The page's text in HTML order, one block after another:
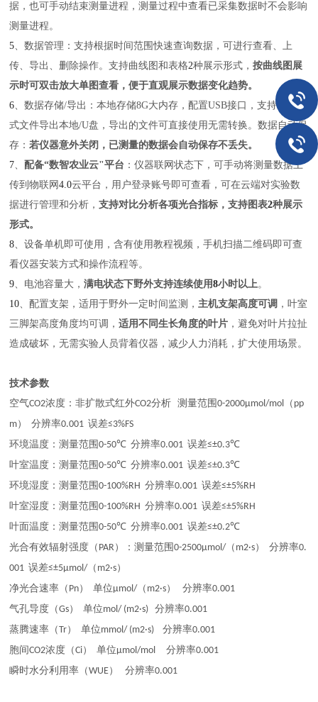
据，也可手动结束测量进程，测量过程中查看已采集数据时不会影响
测量进程。
5、数据管理 ：支持根据时间范围快速查询数据，可进行查看、上
传、导出、删除操作。支持曲线图和表格2种展示形式，按曲线图展
示时可双击放大单图查看，便于直观展示数据变化趋势。
6、数据存储/导出：本地存储8G大内存，配置USB接口，支持excel格
式文件导出本地/U盘，导出的文件可直接使用无需转换。数据自动保
存：若仪器意外关闭，已测量的数据会自动保存不丢失。
7、 配备“数智农业云"平台 ：仪器联网状态下，可手动将测量数据上
传到物联网4.0云平台，用户登录账号即可查看，可在云端对实验数
据进行管理和分析，支持对比分析各项光合指标，支持图表2种展示
形式。
8、设备单机即可使用，含有使用教程视频，手机扫描二维码即可查
看仪器安装方式和操作流程等。
9、电池容量大，满电状态下野外支持连续使用8小时以上。
10、 配置支架 ，适用于野外一定时间监测，主机支架高度可调 ，叶室
三脚架高度角度均可调，适用不同生长角度的叶片 ，避免对叶片拉扯
造成破坏，无需实验人员背着仪器，减少人力消耗，扩大使用场景。
技术参数
空气CO2浓度：非扩散式红外CO2分析 测量范围0-2000μmol/mol （ pp
m） 分辨率0.001误差≤3%FS
环境温度：测量范围0-50℃分辨率0.001误差≤±0.3℃
叶室温度：测量范围0-50℃分辨率0.001误差≤±0.3℃
环境湿度：测量范围0-100%RH分辨率0.001误差≤±5%RH
叶室湿度：测量范围0-100%RH分辨率0.001误差≤±5%RH
叶面温度：测量范围0-50℃分辨率0.001误差≤±0.2℃
光合有效辐射强度（ PAR ）：测量范围0-2500μmol/（ m2·s） 分辨率0.
001误差≤±5μmol/（ m2·s）
净光合速率（ Pn） 单位μmol/（ m2·s） 分辨率0.001
气孔导度（Gs） 单位mol/ (m2·s)分辨率0.001
蒸腾速率（Tr） 单位mmol/ (m2·s)分辨率0.001
胞间CO2浓度（Ci） 单位μmol/mol分辨率0.001
瞬时水分利用率（WUE） 分辨率0.001